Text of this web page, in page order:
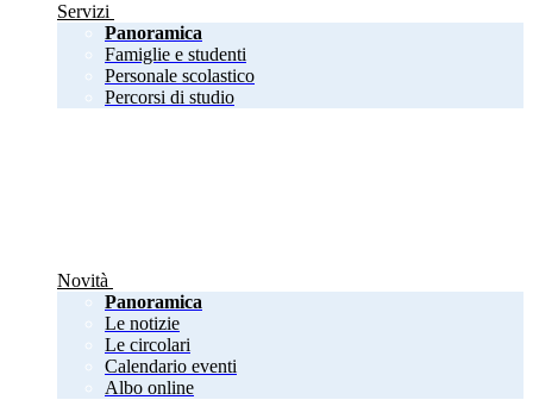
Servizi
Panoramica
Famiglie e studenti
Personale scolastico
Percorsi di studio
Novità
Panoramica
Le notizie
Le circolari
Calendario eventi
Albo online